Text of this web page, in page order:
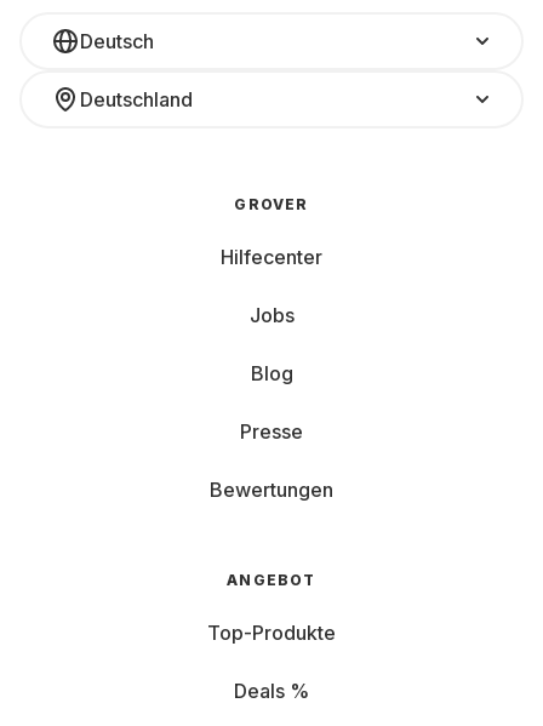
Deutsch
Deutschland
GROVER
Hilfecenter
Jobs
Blog
Presse
Bewertungen
ANGEBOT
Top-Produkte
Deals %